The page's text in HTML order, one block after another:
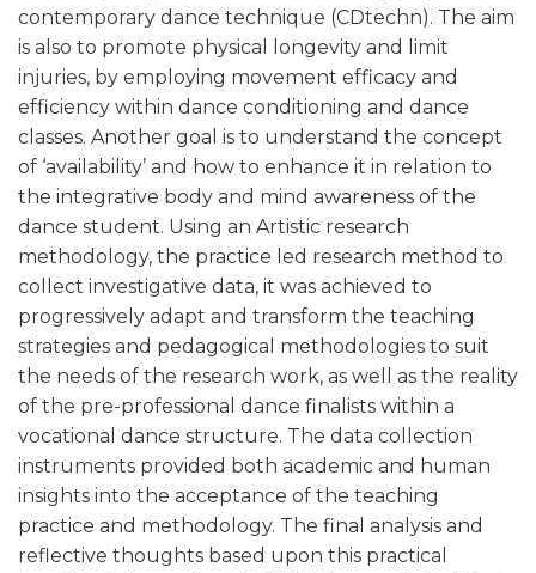
contemporary dance technique (CDtechn). The aim
is also to promote physical longevity and limit
injuries, by employing movement efficacy and
efficiency within dance conditioning and dance
classes. Another goal is to understand the concept
of ‘availability’ and how to enhance it in relation to
the integrative body and mind awareness of the
dance student. Using an Artistic research
methodology, the practice led research method to
collect investigative data, it was achieved to
progressively adapt and transform the teaching
strategies and pedagogical methodologies to suit
the needs of the research work, as well as the reality
of the pre-professional dance finalists within a
vocational dance structure. The data collection
instruments provided both academic and human
insights into the acceptance of the teaching
practice and methodology. The final analysis and
reflective thoughts based upon this practical